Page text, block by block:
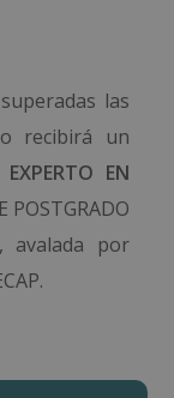
las
recibirá un
EXPERTO EN
POSTGRADO
avalada por